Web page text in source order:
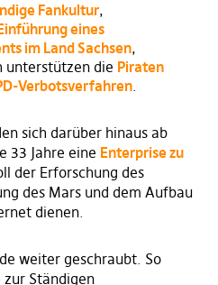
Fankultur,
eines
im Land Sachsen,
unterstützen die Piraten
Verbotsverfahren.
sich darüber hinaus ab
33 Jahre eine Enterprise zu
der Erforschung des
des Mars und dem Aufbau
dienen.
weiter geschraubt. So
zur Ständigen